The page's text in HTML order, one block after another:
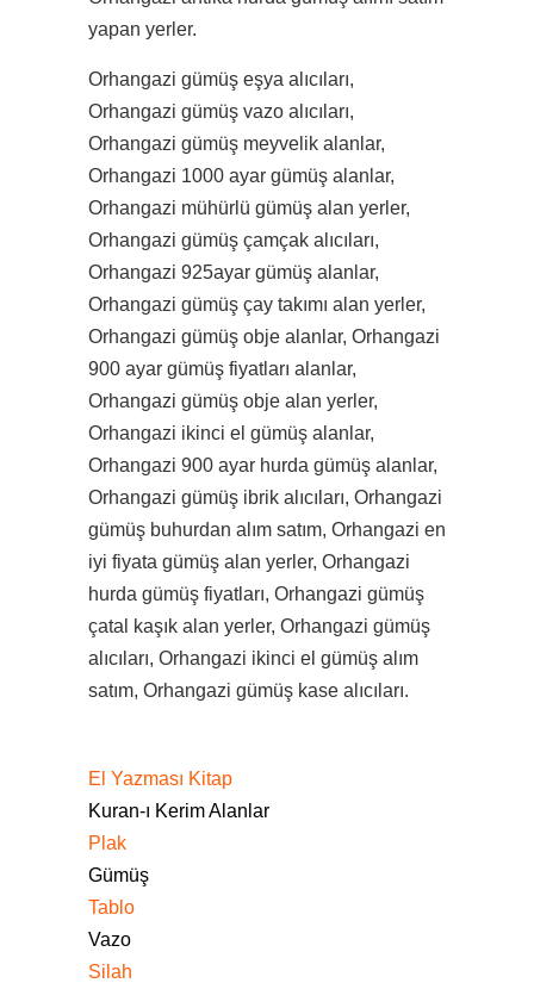
yapan yerler.
Orhangazi gümüş eşya alıcıları,
Orhangazi gümüş vazo alıcıları,
Orhangazi gümüş meyvelik alanlar,
Orhangazi 1000 ayar gümüş alanlar,
Orhangazi mühürlü gümüş alan yerler,
Orhangazi gümüş çamçak alıcıları,
Orhangazi 925ayar gümüş alanlar,
Orhangazi gümüş çay takımı alan yerler,
Orhangazi gümüş obje alanlar, Orhangazi
900 ayar gümüş fiyatları alanlar,
Orhangazi gümüş obje alan yerler,
Orhangazi ikinci el gümüş alanlar,
Orhangazi 900 ayar hurda gümüş alanlar,
Orhangazi gümüş ibrik alıcıları, Orhangazi
gümüş buhurdan alım satım, Orhangazi en
iyi fiyata gümüş alan yerler, Orhangazi
hurda gümüş fiyatları, Orhangazi gümüş
çatal kaşık alan yerler, Orhangazi gümüş
alıcıları, Orhangazi ikinci el gümüş alım
satım, Orhangazi gümüş kase alıcıları.
El Yazması Kitap
Kuran-ı Kerim Alanlar
Plak
Gümüş
Tablo
Vazo
Silah